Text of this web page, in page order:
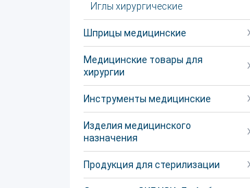
Иглы хирургические
Шприцы медицинские
Медицинские товары для
хирургии
Инструменты медицинские
Изделия медицинского
назначения
Продукция для стерилизации